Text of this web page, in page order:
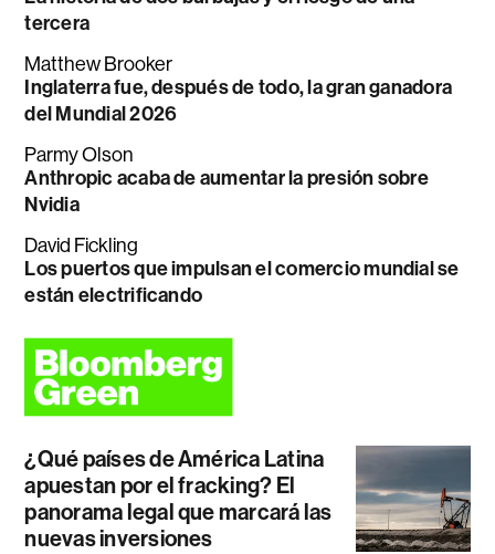
tercera
Matthew Brooker
Inglaterra fue, después de todo, la gran ganadora
del Mundial 2026
Parmy Olson
Anthropic acaba de aumentar la presión sobre
Nvidia
David Fickling
Los puertos que impulsan el comercio mundial se
están electrificando
¿Qué países de América Latina
apuestan por el fracking? El
panorama legal que marcará las
nuevas inversiones